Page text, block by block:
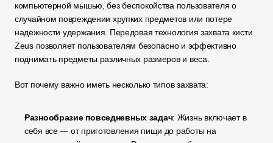
компьютерной мышью, без беспокойства пользователя о
случайном повреждении хрупких предметов или потере
надежности удержания. Передовая технология захвата кисти
Zeus позволяет пользователям безопасно и эффективно
поднимать предметы различных размеров и веса.
Вот почему важно иметь несколько типов захвата:
Разнообразие повседневных задач: Жизнь включает в
себя все — от приготовления пищи до работы на